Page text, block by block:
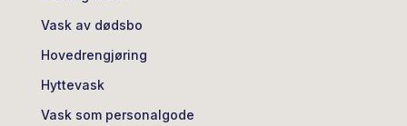
Vask av dødsbo
Hovedrengjøring
Hyttevask
Vask som personalgode